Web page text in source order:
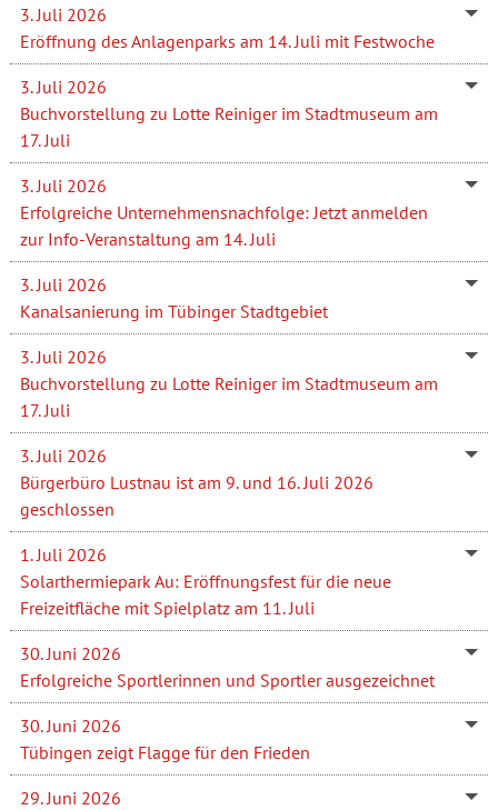
3. Juli 2026
Eröffnung des Anlagenparks am 14. Juli mit Festwoche
3. Juli 2026
Buchvorstellung zu Lotte Reiniger im Stadtmuseum am
17. Juli
3. Juli 2026
Erfolgreiche Unternehmensnachfolge: Jetzt anmelden
zur Info-Veranstaltung am 14. Juli
3. Juli 2026
Kanalsanierung im Tübinger Stadtgebiet
3. Juli 2026
Buchvorstellung zu Lotte Reiniger im Stadtmuseum am
17. Juli
3. Juli 2026
Bürgerbüro Lustnau ist am 9. und 16. Juli 2026
geschlossen
1. Juli 2026
Solarthermiepark Au: Eröffnungsfest für die neue
Freizeitfläche mit Spielplatz am 11. Juli
30. Juni 2026
Erfolgreiche Sportlerinnen und Sportler ausgezeichnet
30. Juni 2026
Tübingen zeigt Flagge für den Frieden
29. Juni 2026